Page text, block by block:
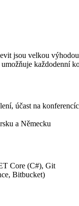
jsou velkou výhodou
každodenní
účast na
a Německu
Core (C#), Git
Bitbucket)